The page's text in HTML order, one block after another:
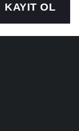
KAYIT OL